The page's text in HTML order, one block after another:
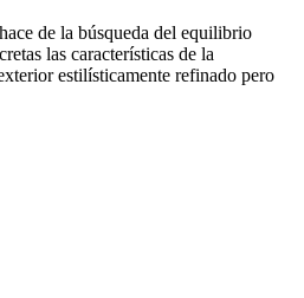
de la búsqueda del equilibrio
las características de la
estilísticamente refinado pero